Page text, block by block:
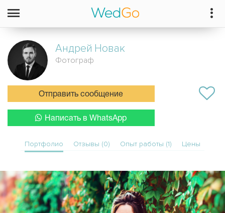
Андрей Новак
Фотограф
Отправить сообщение
Написать в WhatsApp
Портфолио Отзывы (0) Опыт работы (1) Цены